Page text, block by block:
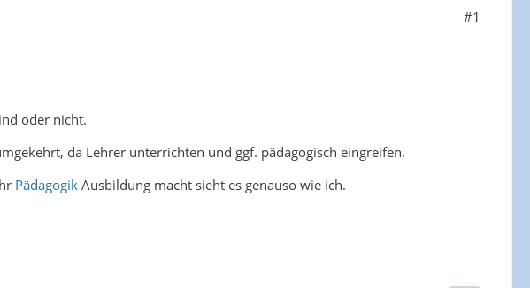
#1
oder nicht.
da Lehrer unterrichten und ggf. pädagogisch eingreifen.
Pädagogik Ausbildung macht sieht es genauso wie ich.